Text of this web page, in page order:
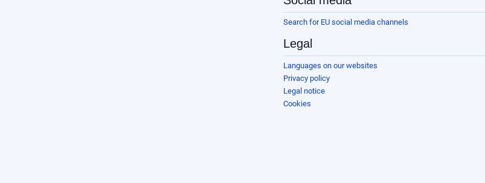
Search for EU social media channels
Legal
Languages on our websites
Privacy policy
Legal notice
Cookies